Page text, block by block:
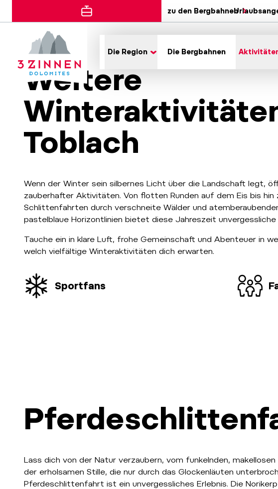
zu den Bergbahnen
Die Region Die Bergbahnen
Weitere
Toblach
Wenn der Winter sein silbernes Licht über die Landschaft legt,
zauberhafter Aktivitäten. Von flotten Runden auf dem Eis bis hin
Schlittenfahrten durch verschneite Wälder und
pastelblaue Horizontlinien bietet diese Jahreszeit unvergessliche
Tauche ein in klare Luft, frohe Gemeinschaft und Abenteuer in
welch vielfältige Winteraktivitäten dich erwarten.
Sportfans
Lass dich von der Natur verzaubern, vom funkelnden, makellosen
der erholsamen Stille, die nur durch das Glockenläuten
Pferdeschlittenfahrt ist ein unvergessliches Erlebnis. Die